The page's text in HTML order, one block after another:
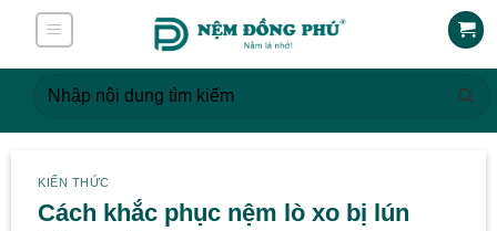
content
kiếm:
KIẾN THỨC
Cách khắc phục nệm lò xo bị lún